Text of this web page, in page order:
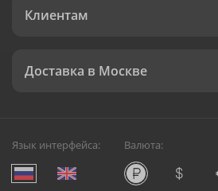
Клиентам
Доставка в Москве
Язык интерфейса: Валюта: